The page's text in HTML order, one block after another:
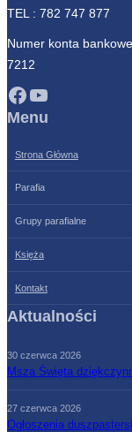
TEL : 782 747 877
Numer konta
7212
Facebook YouTube
Menu
Strona Główna
Parafia
Grupy parafialne
Księża
Kontakt
Aktualności
30 czerwca 2026
Msza Święta
27 czerwca 2026
Ogłoszenia